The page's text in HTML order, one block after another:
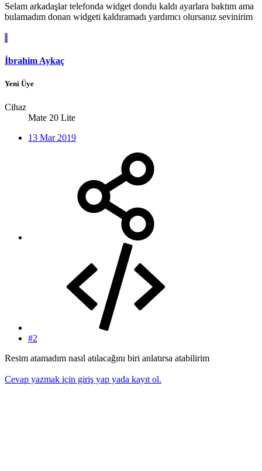
Selam arkadaşlar telefonda widget dondu kaldı ayarlara baktım ama
bulamadım donan widgeti kaldıramadı yardımcı olursanız sevinirim
İ
İbrahim Aykaç
Yeni Üye
Cihaz
Mate 20 Lite
13 Mar 2019
#2
Resim atamadım nasıl atılacağını biri anlatırsa atabilirim
Cevap yazmak için giriş yap yada kayıt ol.